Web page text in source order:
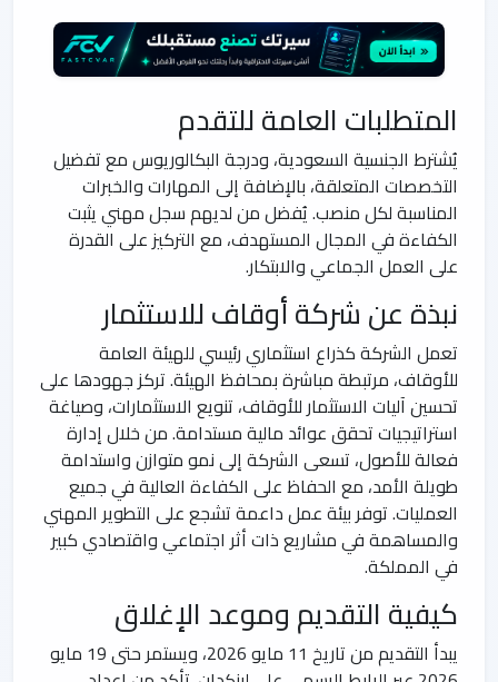
المتطلبات العامة للتقدم
يُشترط الجنسية السعودية، ودرجة البكالوريوس مع تفضيل
التخصصات المتعلقة، بالإضافة إلى المهارات والخبرات
المناسبة لكل منصب. يُفضل من لديهم سجل مهني يثبت
الكفاءة في المجال المستهدف، مع التركيز على القدرة
على العمل الجماعي والابتكار.
نبذة عن شركة أوقاف للاستثمار
تعمل الشركة كذراع استثماري رئيسي للهيئة العامة
للأوقاف، مرتبطة مباشرة بمحافظ الهيئة. تركز جهودها على
تحسين آليات الاستثمار للأوقاف، تنويع الاستثمارات، وصياغة
استراتيجيات تحقق عوائد مالية مستدامة. من خلال إدارة
فعالة للأصول، تسعى الشركة إلى نمو متوازن واستدامة
طويلة الأمد، مع الحفاظ على الكفاءة العالية في جميع
العمليات. توفر بيئة عمل داعمة تشجع على التطوير المهني
والمساهمة في مشاريع ذات أثر اجتماعي واقتصادي كبير
في المملكة.
كيفية التقديم وموعد الإغلاق
يبدأ التقديم من تاريخ 11 مايو 2026، ويستمر حتى 19 مايو